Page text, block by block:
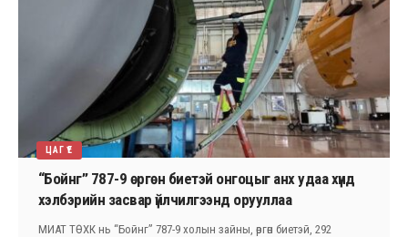
ЦАГ ҮЕ
“Бойнг” 787-9 өргөн биетэй онгоцыг анх удаа хүнд
хэлбэрийн засвар үйлчилгээнд орууллаа
МИАТ ТӨХК нь “Бойнг” 787-9 холын зайны, өргөн биетэй, 292